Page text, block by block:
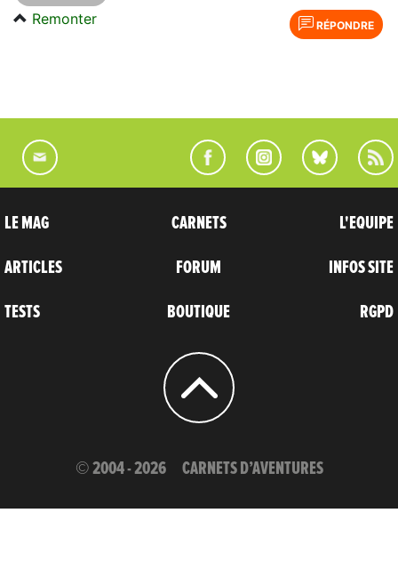
RÉPONDRE
Remonter
LE MAG
ARTICLES
TESTS
CARNETS
FORUM
BOUTIQUE
L'EQUIPE
INFOS SITE
RGPD
© 2004 - 2026 CARNETS D’AVENTURES